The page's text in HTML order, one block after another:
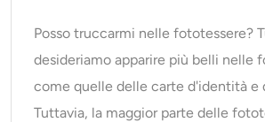
Posso truccarmi nelle fototessere?
desideriamo apparire più belli nelle
come quelle delle carte d'identità e
Tuttavia, la maggior parte delle